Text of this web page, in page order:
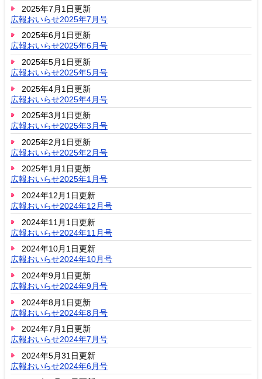
2025年7月1日更新
広報おいらせ2025年7月号
2025年6月1日更新
広報おいらせ2025年6月号
2025年5月1日更新
広報おいらせ2025年5月号
2025年4月1日更新
広報おいらせ2025年4月号
2025年3月1日更新
広報おいらせ2025年3月号
2025年2月1日更新
広報おいらせ2025年2月号
2025年1月1日更新
広報おいらせ2025年1月号
2024年12月1日更新
広報おいらせ2024年12月号
2024年11月1日更新
広報おいらせ2024年11月号
2024年10月1日更新
広報おいらせ2024年10月号
2024年9月1日更新
広報おいらせ2024年9月号
2024年8月1日更新
広報おいらせ2024年8月号
2024年7月1日更新
広報おいらせ2024年7月号
2024年5月31日更新
広報おいらせ2024年6月号